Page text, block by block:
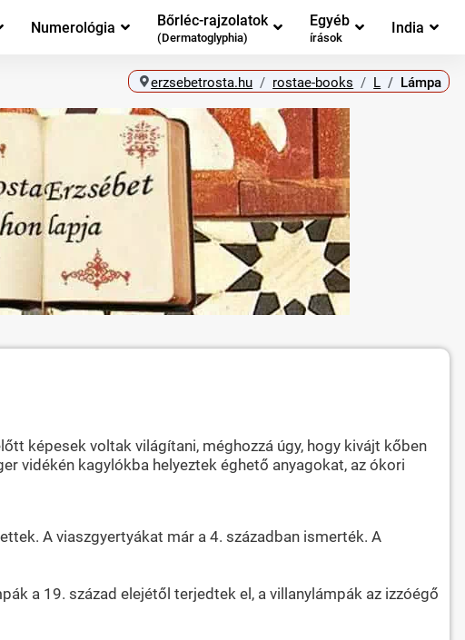
Numerológia Bőrléc-rajzolatok
(Dermatoglyphia)
Egyéb
írások
India
erzsebetrosta.hu rostae-books L Lámpa
képesek voltak világítani, méghozzá úgy, hogy kivájt kőben
vidékén kagylókba helyeztek éghető anyagokat, az ókori
A viaszgyertyákat már a 4. században ismerték. A
a 19. század elejétől terjedtek el, a villanylámpák az izzóégő